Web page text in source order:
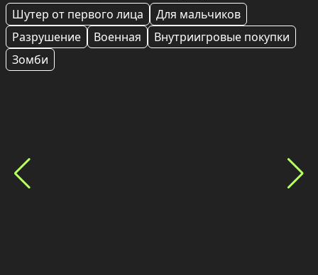
Шутер от первого лица
Для мальчиков
Разрушение
Военная
Внутриигровые покупки
Зомби